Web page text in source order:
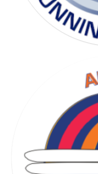
RUNNING